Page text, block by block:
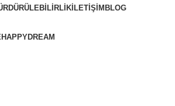
İLETIŞIM BLOG
HAPPYDREAM